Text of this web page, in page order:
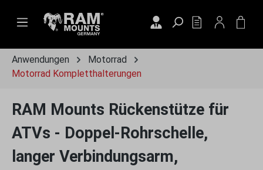
Zum Hauptinhalt springen
DU HAST 0
Anwendungen
Motorrad
Motorrad Kompletthalterungen
RAM Mounts Rückenstütze für
ATVs - Doppel-Rohrschelle,
langer Verbindungsarm,